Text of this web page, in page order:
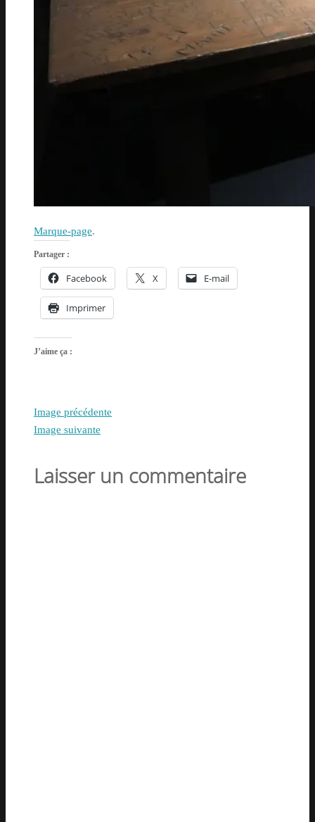
Marque-page.
Partager :
Facebook X E-mail
Imprimer
J’aime ça :
Image précédente
Image suivante
Laisser un commentaire